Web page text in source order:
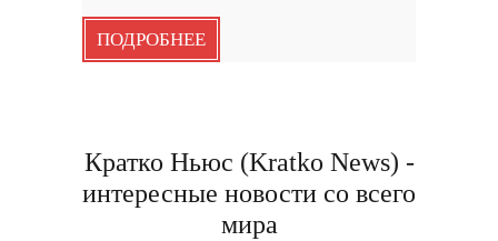
ПОДРОБНЕЕ
Кратко Ньюс (Kratko News) -
интересные новости со всего
мира